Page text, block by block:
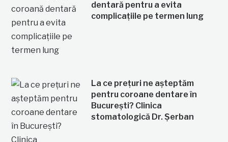
dentară pentru a evita
complicațiile pe termen lung
La ce prețuri ne așteptăm
pentru coroane dentare în
București? Clinica
stomatologică Dr. Șerban